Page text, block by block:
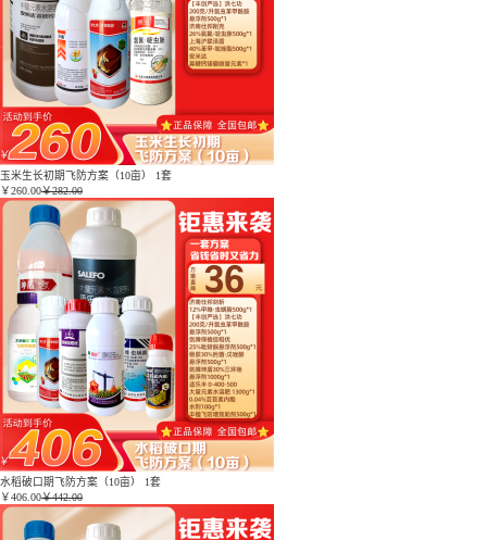
玉米生长初期飞防方案（10亩） 1套
￥260.00￥282.00
水稻破口期飞防方案（10亩） 1套
￥406.00￥442.00